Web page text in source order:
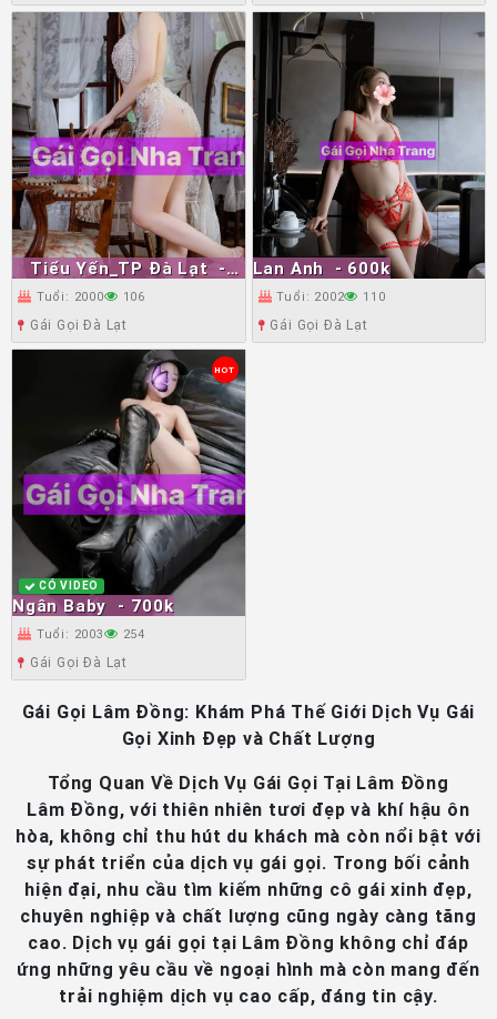
Tiểu Yến_TP Đà Lạt -
600k
Tuổi: 2000 106
Gái Gọi Đà Lạt
Lan Anh - 600k
Tuổi: 2002 110
Gái Gọi Đà Lạt
Ngân Baby - 700k
HOT
CÓ VIDEO
Tuổi: 2003 254
Gái Gọi Đà Lạt
Gái Gọi Lâm Đồng: Khám Phá Thế Giới Dịch Vụ Gái
Gọi Xinh Đẹp và Chất Lượng
Tổng Quan Về Dịch Vụ Gái Gọi Tại Lâm Đồng
Lâm Đồng, với thiên nhiên tươi đẹp và khí hậu ôn
hòa, không chỉ thu hút du khách mà còn nổi bật với
sự phát triển của dịch vụ gái gọi. Trong bối cảnh
hiện đại, nhu cầu tìm kiếm những cô gái xinh đẹp,
chuyên nghiệp và chất lượng cũng ngày càng tăng
cao. Dịch vụ gái gọi tại Lâm Đồng không chỉ đáp
ứng những yêu cầu về ngoại hình mà còn mang đến
trải nghiệm dịch vụ cao cấp, đáng tin cậy.